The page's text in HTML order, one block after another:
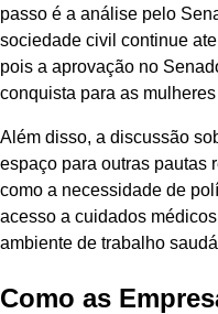
passo é a análise pelo
sociedade civil continue
pois a aprovação no
conquista para as
Além disso, a discussão
espaço para outras pautas
como a necessidade de
acesso a cuidados
ambiente de trabalho
Como as